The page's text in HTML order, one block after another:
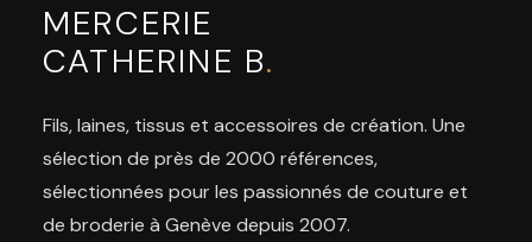
MERCERIE
CATHERINE B.
Fils, laines, tissus et accessoires de création. Une
sélection de près de 2000 références,
sélectionnées pour les passionnés de couture et
de broderie à Genève depuis 2007.